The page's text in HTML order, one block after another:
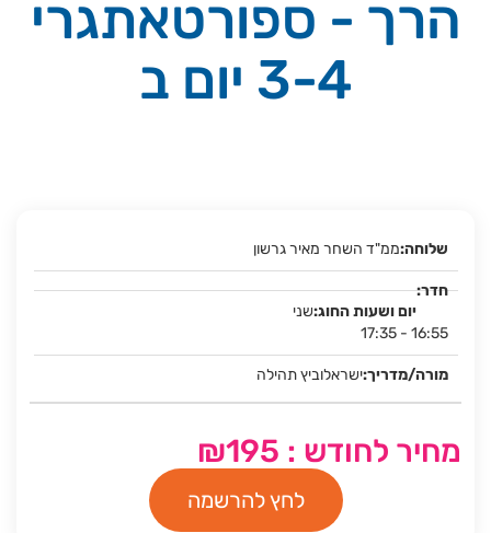
הרך - ספורטאתגרי
3-4 יום ב
ממ"ד השחר מאיר גרשון
שני
17:35 - 16:55
ישראלוביץ תהילה
מחיר לחודש : ₪195
לחץ להרשמה